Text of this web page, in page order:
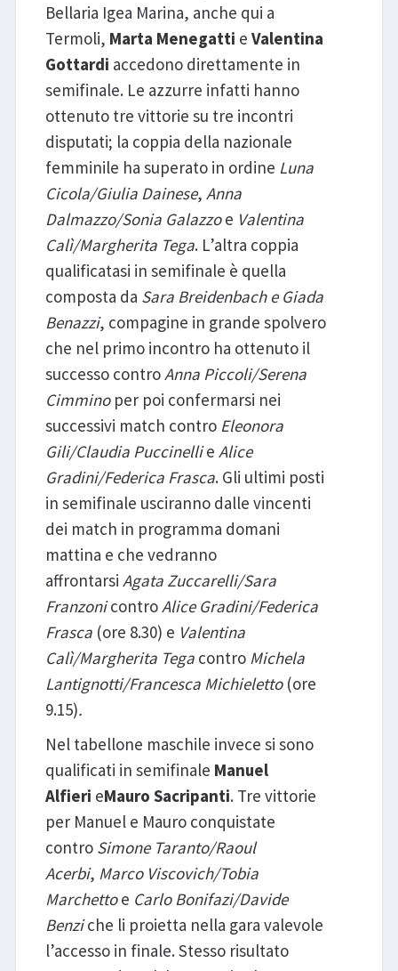
Bellaria Igea Marina, anche qui a
Termoli, Marta Menegatti e Valentina
Gottardi accedono direttamente in
semifinale. Le azzurre infatti hanno
ottenuto tre vittorie su tre incontri
disputati; la coppia della nazionale
femminile ha superato in ordine Luna
Cicola/Giulia Dainese, Anna
Dalmazzo/Sonia Galazzoe Valentina
Calì/Margherita Tega. L’altra coppia
qualificatasi in semifinale è quella
composta da Sara Breidenbach e Giada
Benazzi, compagine in grande spolvero
che nel primo incontro ha ottenuto il
successo contro Anna Piccoli/Serena
Cimminoper poi confermarsi nei
successivi match contro Eleonora
Gili/Claudia Puccinellie Alice
Gradini/Federica Frasca. Gli ultimi posti
in semifinale usciranno dalle vincenti
dei match in programma domani
mattina e che vedranno
affrontarsi Agata Zuccarelli/Sara
Franzonicontro Alice Gradini/Federica
Frasca(ore 8.30) e Valentina
Calì/Margherita Tegacontro Michela
Lantignotti/Francesca Michieletto (ore
9.15).
Nel tabellone maschile invece si sono
qualificati in semifinale Manuel
Alfieri eMauro Sacripanti. Tre vittorie
per Manuel e Mauro conquistate
contro Simone Taranto/Raoul
Acerbi, Marco Viscovich/Tobia
Marchettoe Carlo Bonifazi/Davide
Benziche li proietta nella gara valevole
l’accesso in finale. Stesso risultato